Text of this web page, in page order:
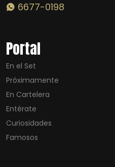
6677-0198
Portal
En el Set
Próximamente
En Cartelera
Entérate
Curiosidades
Famosos